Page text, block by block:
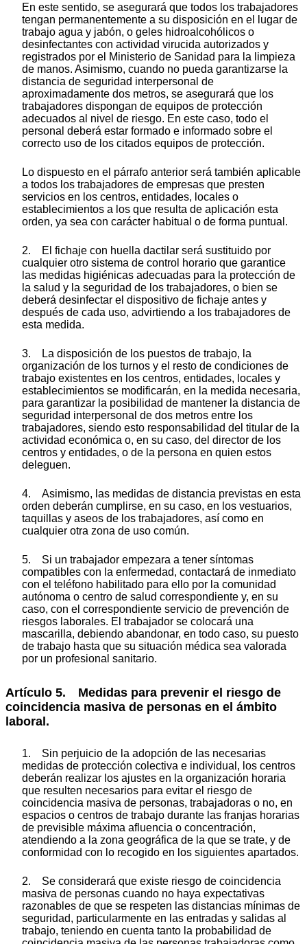
En este sentido, se asegurará que todos los trabajadores
tengan permanentemente a su disposición en el lugar de
trabajo agua y jabón, o geles hidroalcohólicos o
desinfectantes con actividad virucida autorizados y
registrados por el Ministerio de Sanidad para la limpieza
de manos. Asimismo, cuando no pueda garantizarse la
distancia de seguridad interpersonal de
aproximadamente dos metros, se asegurará que los
trabajadores dispongan de equipos de protección
adecuados al nivel de riesgo. En este caso, todo el
personal deberá estar formado e informado sobre el
correcto uso de los citados equipos de protección.
Lo dispuesto en el párrafo anterior será también aplicable
a todos los trabajadores de empresas que presten
servicios en los centros, entidades, locales o
establecimientos a los que resulta de aplicación esta
orden, ya sea con carácter habitual o de forma puntual.
2. El fichaje con huella dactilar será sustituido por
cualquier otro sistema de control horario que garantice
las medidas higiénicas adecuadas para la protección de
la salud y la seguridad de los trabajadores, o bien se
deberá desinfectar el dispositivo de fichaje antes y
después de cada uso, advirtiendo a los trabajadores de
esta medida.
3. La disposición de los puestos de trabajo, la
organización de los turnos y el resto de condiciones de
trabajo existentes en los centros, entidades, locales y
establecimientos se modificarán, en la medida necesaria,
para garantizar la posibilidad de mantener la distancia de
seguridad interpersonal de dos metros entre los
trabajadores, siendo esto responsabilidad del titular de la
actividad económica o, en su caso, del director de los
centros y entidades, o de la persona en quien estos
deleguen.
4. Asimismo, las medidas de distancia previstas en esta
orden deberán cumplirse, en su caso, en los vestuarios,
taquillas y aseos de los trabajadores, así como en
cualquier otra zona de uso común.
5. Si un trabajador empezara a tener síntomas
compatibles con la enfermedad, contactará de inmediato
con el teléfono habilitado para ello por la comunidad
autónoma o centro de salud correspondiente y, en su
caso, con el correspondiente servicio de prevención de
riesgos laborales. El trabajador se colocará una
mascarilla, debiendo abandonar, en todo caso, su puesto
de trabajo hasta que su situación médica sea valorada
por un profesional sanitario.
Artículo 5. Medidas para prevenir el riesgo de
coincidencia masiva de personas en el ámbito
laboral.
1. Sin perjuicio de la adopción de las necesarias
medidas de protección colectiva e individual, los centros
deberán realizar los ajustes en la organización horaria
que resulten necesarios para evitar el riesgo de
coincidencia masiva de personas, trabajadoras o no, en
espacios o centros de trabajo durante las franjas horarias
de previsible máxima afluencia o concentración,
atendiendo a la zona geográfica de la que se trate, y de
conformidad con lo recogido en los siguientes apartados.
2. Se considerará que existe riesgo de coincidencia
masiva de personas cuando no haya expectativas
razonables de que se respeten las distancias mínimas de
seguridad, particularmente en las entradas y salidas al
trabajo, teniendo en cuenta tanto la probabilidad de